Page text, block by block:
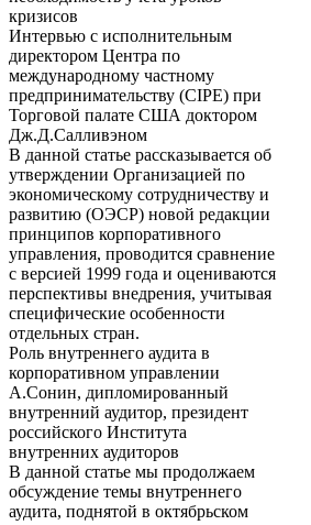
кризисов
Интервью с исполнительным
директором Центра по
международному частному
предпринимательству (CIPE) при
Торговой палате США доктором
Дж.Д.Салливэном
В данной статье рассказывается об
утверждении Организацией по
экономическому сотрудничеству и
развитию (ОЭСР) новой редакции
принципов корпоративного
управления, проводится сравнение
с версией 1999 года и оцениваются
перспективы внедрения, учитывая
специфические особенности
отдельных стран.
Роль внутреннего аудита в
корпоративном управлении
А.Сонин, дипломированный
внутренний аудитор, президент
российского Института
внутренних аудиторов
В данной статье мы продолжаем
обсуждение темы внутреннего
аудита, поднятой в октябрьском